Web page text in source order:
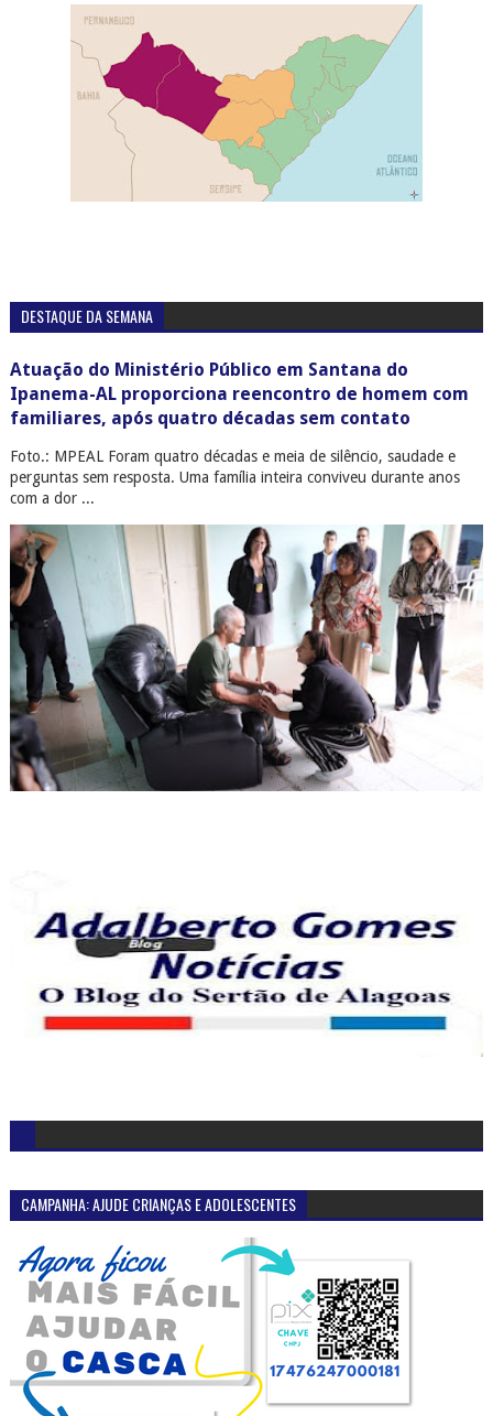
DESTAQUE DA SEMANA
Atuação do Ministério Público em Santana do
Ipanema-AL proporciona reencontro de homem com
familiares, após quatro décadas sem contato
Foto.: MPEAL Foram quatro décadas e meia de silêncio, saudade e
perguntas sem resposta. Uma família inteira conviveu durante anos
com a dor ...
CAMPANHA: AJUDE CRIANÇAS E ADOLESCENTES